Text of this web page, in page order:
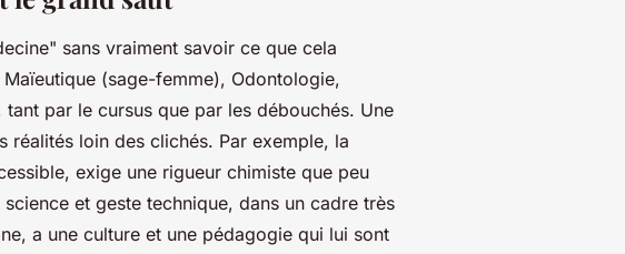
sans vraiment savoir ce que cela
(sage-femme), Odontologie,
par le cursus que par les débouchés. Une
loin des clichés. Par exemple, la
exige une rigueur chimiste que peu
et geste technique, dans un cadre très
a une culture et une pédagogie qui lui sont